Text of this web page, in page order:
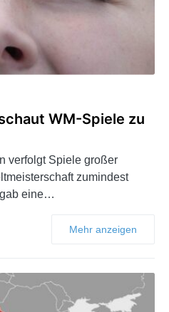
WM-Spiele zu
verfolgt Spiele großer
zumindest
eine…
Mehr anzeigen